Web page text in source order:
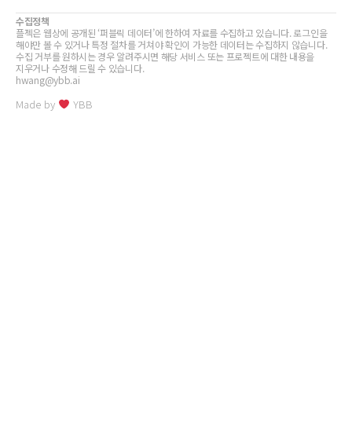
수집정책
플젝은 웹상에 공개된 ‘퍼블릭 데이터’에 한하여 자료를 수집하고 있습니다. 로그인을
해야만 볼 수 있거나 특정 절차를 거쳐야 확인이 가능한 데이터는 수집하지 않습니다.
수집 거부를 원하시는 경우 알려주시면 해당 서비스 또는 프로젝트에 대한 내용을
지우거나 수정해 드릴 수 있습니다.
hwang@ybb.ai
Made by YBB